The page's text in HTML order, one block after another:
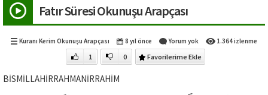
Fatır Süresi Okunuşu Arapçası
Kuranı Kerim Okunuşu Arapçası 8 yıl önce Yorum yok 1.364 izlenme
1 0 Favorilerime Ekle
BİSMİLLAHİRRAHMANİRRAHİM